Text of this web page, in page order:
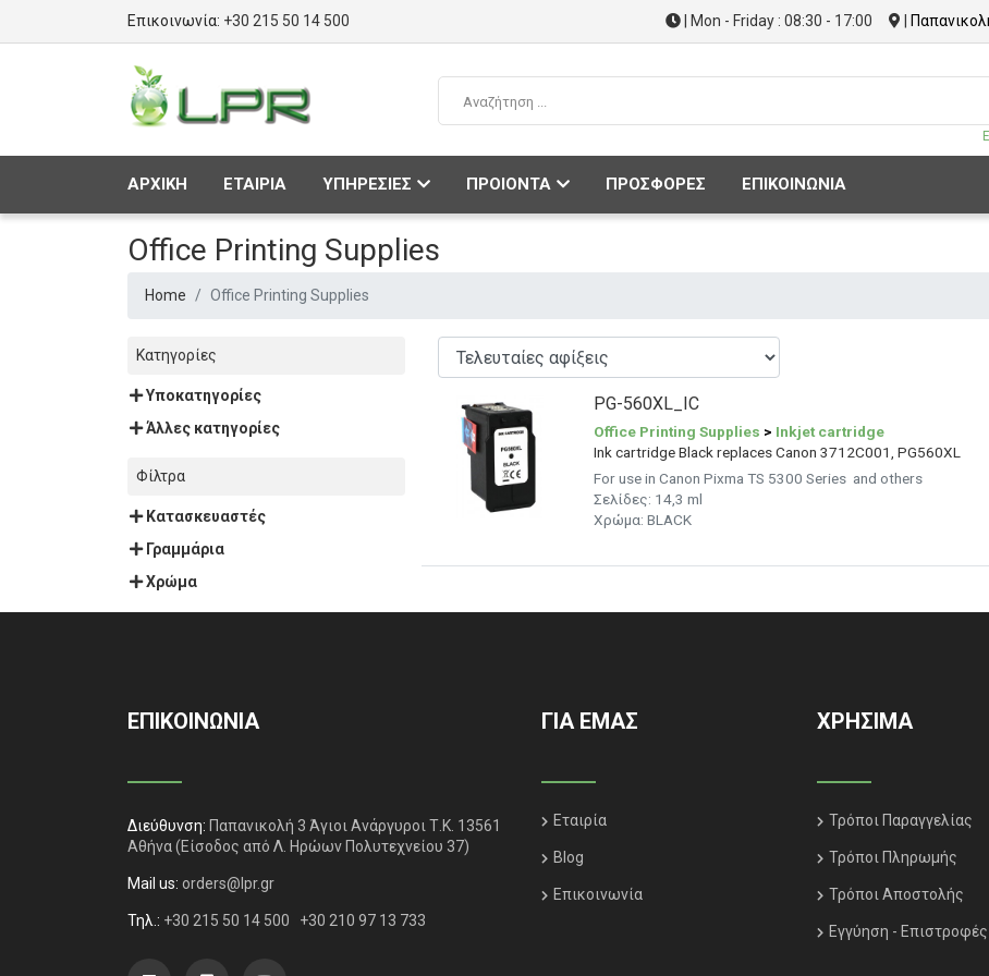
Επικοινωνία: +30 215 50 14 500 | Mon - Friday : 08:30 - 17:00
ΑΡΧΙΚΗ ΕΤΑΙΡΙΑ ΥΠΗΡΕΣΙΕΣ ΠΡΟΙΟΝΤΑ ΠΡΟΣΦΟΡΕΣ ΕΠΙΚΟΙΝΩΝΙΑ
Office Printing Supplies
Home Office Printing Supplies
Κατηγορίες
Υποκατηγορίες
Άλλες κατηγορίες
Φίλτρα
Κατασκευαστές
Γραμμάρια
Χρώμα
PG-560XL_IC
Office Printing Supplies > Inkjet cartridge
Ink cartridge Black replaces Canon 3712C001, PG560XL
For use in Canon Pixma TS 5300 Series and others
Σελίδες: 14,3 ml
Χρώμα: BLACK
ΕΠΙΚΟΙΝΩΝΙΑ
Διεύθυνση: Παπανικολή 3 Άγιοι Ανάργυροι Τ.Κ. 13561
Αθήνα(Είσοδος από Λ. Ηρώων Πολυτεχνείου 37)
Mail us: orders@lpr.gr
Τηλ.: +30 215 50 14 500 +30 210 97 13 733
ΓΙΑ ΕΜΑΣ
Εταιρία
Blog
Επικοινωνία
ΧΡΗΣΙΜΑ
Τρόποι Παραγγελίας
Τρόποι Πληρωμής
Τρόποι Αποστολής
Εγγύηση - Επιστροφές